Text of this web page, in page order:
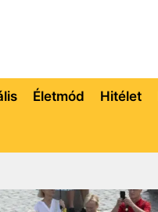
Életmód Hitélet